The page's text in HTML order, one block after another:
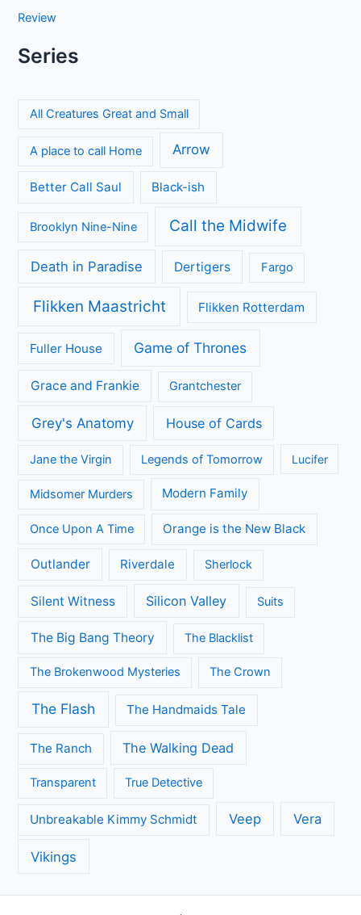
Review
Series
All Creatures Great and Small
A place to call Home Arrow
Better Call Saul Black-ish
Brooklyn Nine-Nine Call the Midwife
Death in Paradise Dertigers Fargo
Flikken Maastricht Flikken Rotterdam
Fuller House Game of Thrones
Grace and Frankie Grantchester
Grey's Anatomy House of Cards
Jane the Virgin Legends of Tomorrow Lucifer
Midsomer Murders Modern Family
Once Upon A Time Orange is the New Black
Outlander Riverdale Sherlock
Silent Witness Silicon Valley Suits
The Big Bang Theory The Blacklist
The Brokenwood Mysteries The Crown
The Flash The Handmaids Tale
The Ranch The Walking Dead
Transparent True Detective
Unbreakable Kimmy Schmidt Veep Vera
Vikings